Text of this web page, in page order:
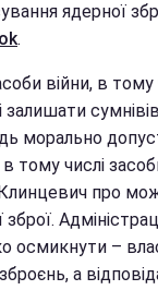
ядерної
.
війни, в тому
залишати
морально
в тому числі
про
зброї.
осмикнути –
а